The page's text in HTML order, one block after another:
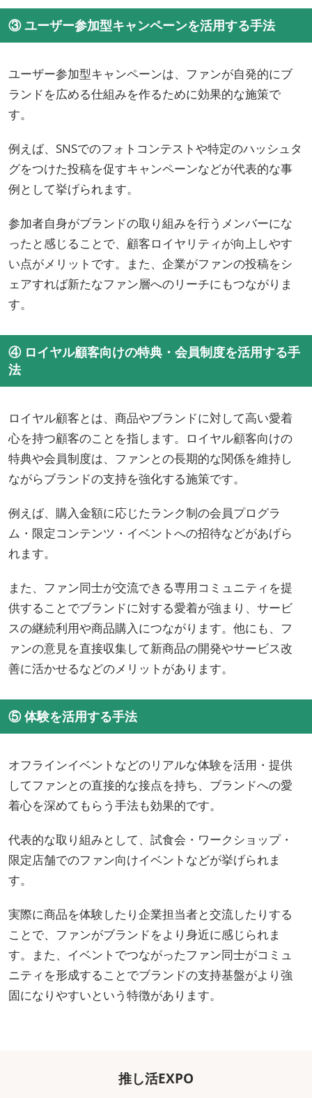
③ ユーザー参加型キャンペーンを活用する手法
ユーザー参加型キャンペーンは、ファンが自発的にブ
ランドを広める仕組みを作るために効果的な施策で
す。
例えば、SNSでのフォトコンテストや特定のハッシュタ
グをつけた投稿を促すキャンペーンなどが代表的な事
例として挙げられます。
参加者自身がブランドの取り組みを行うメンバーにな
ったと感じることで、顧客ロイヤリティが向上しやす
い点がメリットです。また、企業がファンの投稿をシ
ェアすれば新たなファン層へのリーチにもつながりま
す。
④ ロイヤル顧客向けの特典・会員制度を活用する手
法
ロイヤル顧客とは、商品やブランドに対して高い愛着
心を持つ顧客のことを指します。ロイヤル顧客向けの
特典や会員制度は、ファンとの長期的な関係を維持し
ながらブランドの支持を強化する施策です。
例えば、購入金額に応じたランク制の会員プログラ
ム・限定コンテンツ・イベントへの招待などがあげら
れます。
また、ファン同士が交流できる専用コミュニティを提
供することでブランドに対する愛着が強まり、サービ
スの継続利用や商品購入につながります。他にも、フ
ァンの意見を直接収集して新商品の開発やサービス改
善に活かせるなどのメリットがあります。
⑤ 体験を活用する手法
オフラインイベントなどのリアルな体験を活用・提供
してファンとの直接的な接点を持ち、ブランドへの愛
着心を深めてもらう手法も効果的です。
代表的な取り組みとして、試食会・ワークショップ・
限定店舗でのファン向けイベントなどが挙げられま
す。
実際に商品を体験したり企業担当者と交流したりする
ことで、ファンがブランドをより身近に感じられま
す。また、イベントでつながったファン同士がコミュ
ニティを形成することでブランドの支持基盤がより強
固になりやすいという特徴があります。
推し活EXPO